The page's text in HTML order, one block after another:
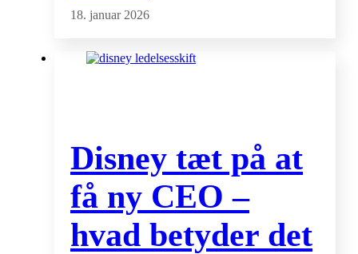
18. januar 2026
Disney tæt på at
få ny CEO –
hvad betyder det